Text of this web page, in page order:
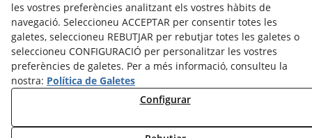
Avís Legal
Política Cookies
Política de Privacitat
les vostres preferències analitzant els vostres hàbits de
navegació. Seleccioneu ACCEPTAR per consentir totes les
galetes, seleccioneu REBUTJAR per rebutjar totes les galetes o
seleccioneu CONFIGURACIÓ per personalitzar les vostres
preferències de galetes. Per a més informació, consulteu la
nostra: Política de Galetes
Configurar